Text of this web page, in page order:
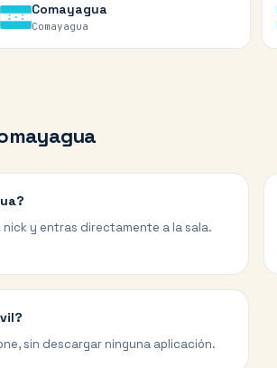
Comayagua
Comayagua
y entras directamente a la sala.
sin descargar ninguna aplicación.